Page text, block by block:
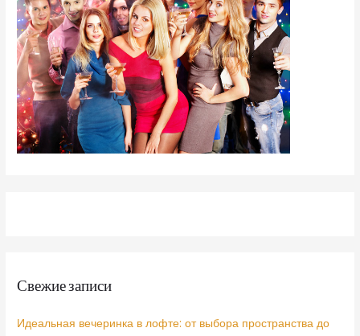
Свежие записи
Идеальная вечеринка в лофте: от выбора пространства до